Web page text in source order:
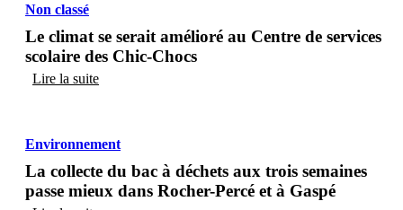
Non classé
Le climat se serait amélioré au Centre de services
scolaire des Chic-Chocs
Lire la suite
Environnement
La collecte du bac à déchets aux trois semaines
passe mieux dans Rocher-Percé et à Gaspé